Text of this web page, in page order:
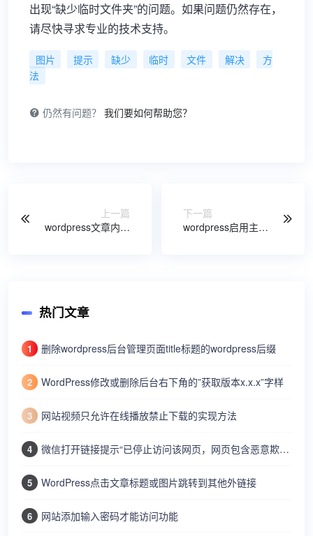
出现“缺少临时文件夹”的问题。如果问题仍然存在，
请尽快寻求专业的技术支持。
图片 提示 缺少 临时 文件 解决
方
法
仍然有问题？ 我们要如何帮助您？
上一篇
wordpress文章内容
下一篇
wordpress启用主题
热门文章
1 删除wordpress后台管理页面title标题的wordpress后缀
2 WordPress修改或删除后台右下角的”获取版本x.x.x”字样
3 网站视频只允许在线播放禁止下载的实现方法
4 微信打开链接提示“已停止访问该网页，网页包含恶意欺诈内容…”
5 WordPress点击文章标题或图片跳转到其他外链接
6 网站添加输入密码才能访问功能